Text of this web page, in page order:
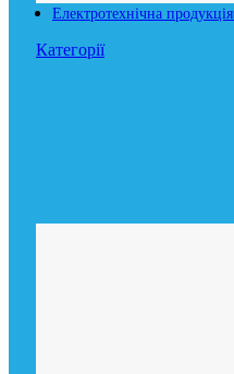
Електротехнічна продукція
Категорії